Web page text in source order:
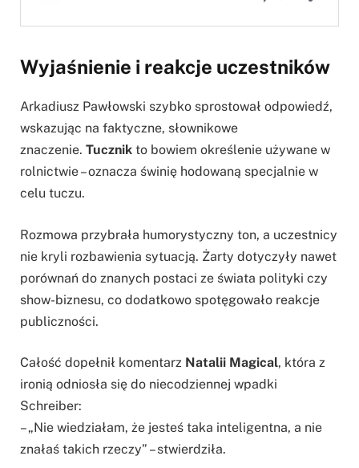
Wyjaśnienie i reakcje uczestników
Arkadiusz Pawłowski szybko sprostował odpowiedź,
wskazując na faktyczne, słownikowe
znaczenie. Tucznik to bowiem określenie używane w
rolnictwie – oznacza świnię hodowaną specjalnie w
celu tuczu.
Rozmowa przybrała humorystyczny ton, a uczestnicy
nie kryli rozbawienia sytuacją. Żarty dotyczyły nawet
porównań do znanych postaci ze świata polityki czy
show-biznesu, co dodatkowo spotęgowało reakcje
publiczności.
Całość dopełnił komentarz Natalii Magical, która z
ironią odniosła się do niecodziennej wpadki
Schreiber:
– „Nie wiedziałam, że jesteś taka inteligentna, a nie
znałaś takich rzeczy” – stwierdziła.